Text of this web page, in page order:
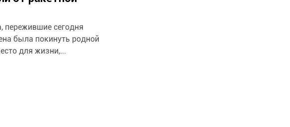
пережившие сегодня
была покинуть родной
для жизни,...